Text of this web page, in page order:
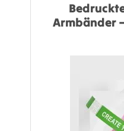
Armbänder